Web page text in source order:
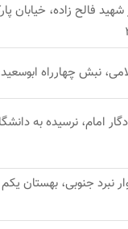
فالح زاده، خیابان
نبش چهارراه ابوسعید،
امام، نرسیده به
نبرد جنوبی، بهستان